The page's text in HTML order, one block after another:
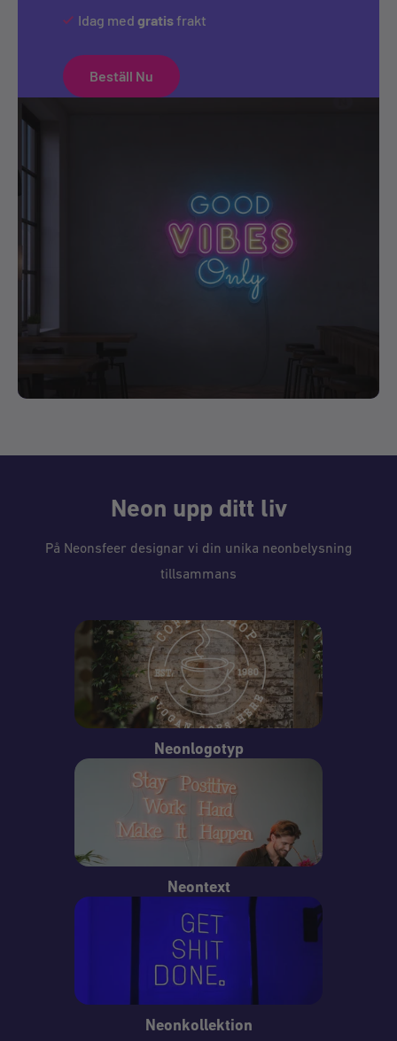
Idag med gratisfrakt
Beställ Nu
Neon upp ditt liv
På Neonsfeer designar vi din unika neonbelysning
tillsammans
Neonlogotyp
Neontext
Neonkollektion